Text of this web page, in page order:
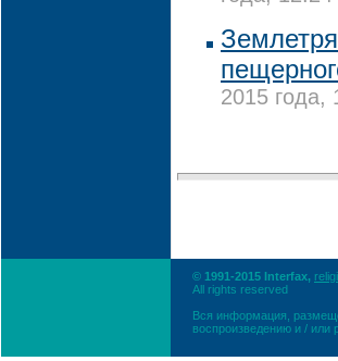
2015 года,
© 1991-2015 Interfax,
All rights reserved
Вся информация,
воспроизведению и / или